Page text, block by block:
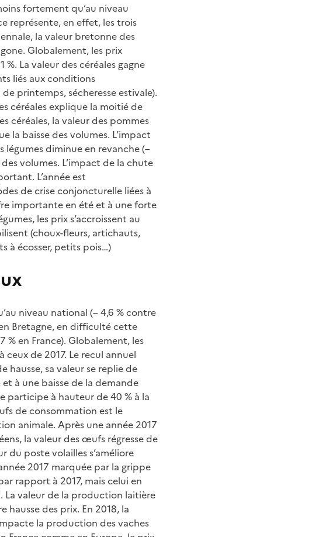
fortement qu’au niveau
représente, en effet, les trois
la valeur bretonne des
Globalement, les prix
La valeur des céréales gagne
liés aux conditions
printemps, sécheresse estivale).
céréales explique la moitié de
céréales, la valeur des pommes
la baisse des volumes. L’impact
légumes diminue en revanche (–
volumes. L’impact de la chute
L’année est
de crise conjoncturelle liées à
importante en été et à une forte
les prix s’accroissent au
(choux-fleurs, artichauts,
à écosser, petits pois…)
niveau national (– 4,6 % contre
Bretagne, en difficulté cette
en France). Globalement, les
de 2017. Le recul annuel
sa valeur se replie de
à une baisse de la demande
participe à hauteur de 40 % à la
de consommation est le
animale. Après une année 2017
la valeur des œufs régresse de
du poste volailles s’améliore
2017 marquée par la grippe
rapport à 2017, mais celui en
La valeur de la production laitière
hausse des prix. En 2018, la
la production des vaches